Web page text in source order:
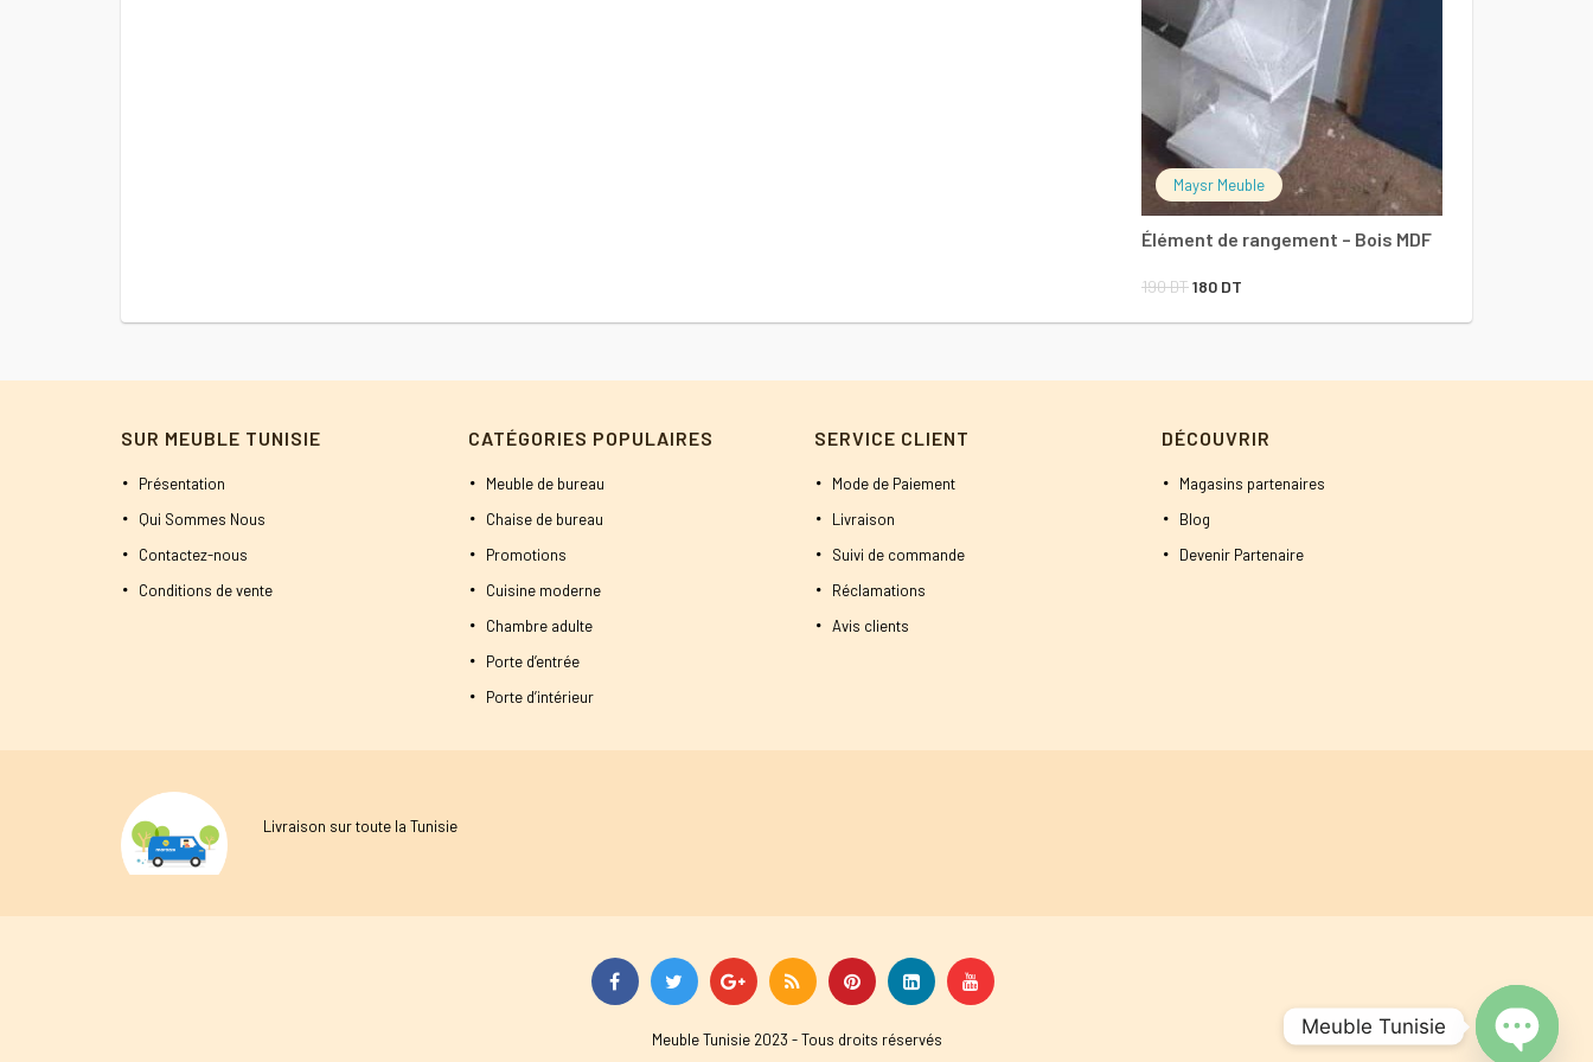
Maysr Meuble
Élément de rangement – Bois MDF
190DTLe
prix
180 DT
prix
SUR MEUBLE TUNISIE
Présentation
Qui Sommes Nous
Contactez-nous
Conditions de vente
CATÉGORIES POPULAIRES
Meuble de bureau
Chaise de bureau
Promotions
Cuisine moderne
Chambre adulte
Porte d’entrée
Porte d’intérieur
SERVICE CLIENT
Mode de Paiement
Livraison
Suivi de commande
Réclamations
Avis clients
DÉCOUVRIR
Magasins partenaires
Blog
Devenir Partenaire
Livraison sur toute la Tunisie
Meuble Tunisie 2023 - Tous droits réservés
Meuble Tunisie